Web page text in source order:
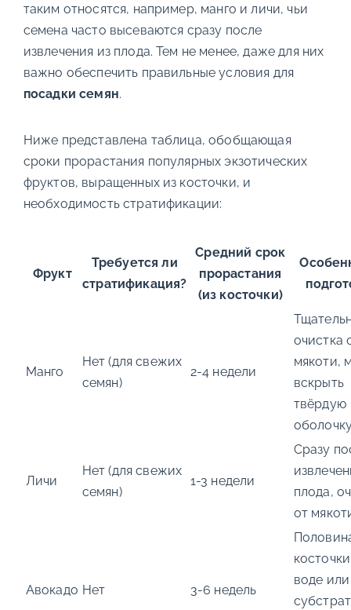
таким относятся, например, манго и личи, чьи
семена часто высеваются сразу после
извлечения из плода. Тем не менее, даже для них
важно обеспечить правильные условия для
посадки семян.
Ниже представлена таблица, обобщающая
сроки прорастания популярных экзотических
фруктов, выращенных из косточки, и
необходимость стратификации:
Фрукт
Требуется ли
стратификация?
Средний срок
прорастания
(из косточки)
Манго
Нет (для свежих
семян)
2-4 недели
очистка
мякоти,
вскрыть
твёрдую
Личи
Нет (для свежих
семян)
1-3 недели
Сразу
плода,
от
Авокадо Нет 3-6 недель
воде или